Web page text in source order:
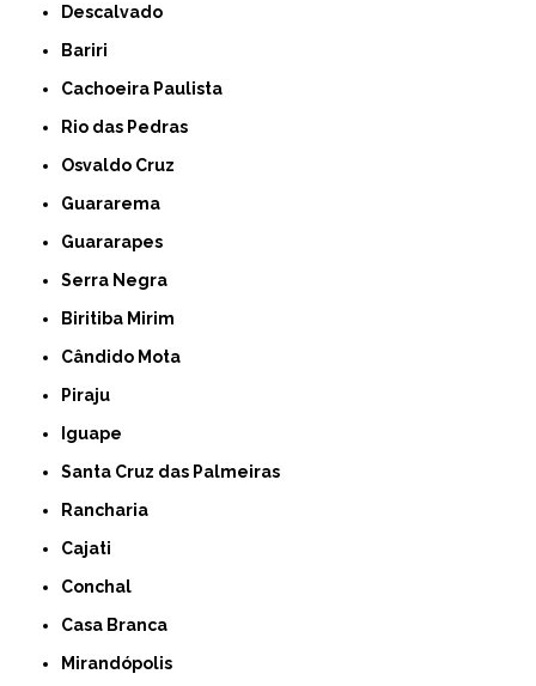
Descalvado
Bariri
Cachoeira Paulista
Rio das Pedras
Osvaldo Cruz
Guararema
Guararapes
Serra Negra
Biritiba Mirim
Cândido Mota
Piraju
Iguape
Santa Cruz das Palmeiras
Rancharia
Cajati
Conchal
Casa Branca
Mirandópolis